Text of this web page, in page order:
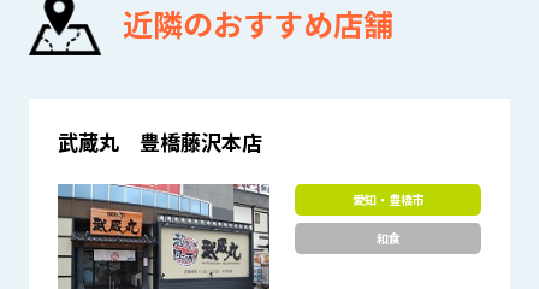
近隣のおすすめ店舗
武蔵丸 豊橋藤沢本店
愛知・豊橋市
和食